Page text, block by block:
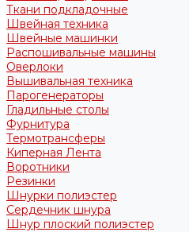
Ткани подкладочные
Швейная техника
Швейные машинки
Распошивальные машины
Оверлоки
Вышивальная техника
Парогенераторы
Гладильные столы
Фурнитура
Термотрансферы
Киперная Лента
Воротники
Резинки
Шнурки полиэстер
Сердечник шнура
Шнур плоский полиэстер